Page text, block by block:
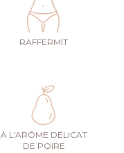
RAFFERMIT
À L'ARÔME DÉLICAT
DE POIRE